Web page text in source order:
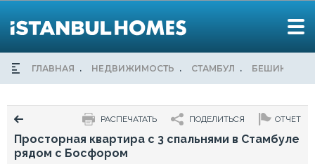
ГЛАВНАЯ НЕДВИЖИМОСТЬ СТАМБУЛ БЕШИКТАШ
ОТЧЕТ
ПОДЕЛИТЬСЯ
РАСПЕЧАТАТЬ
Просторная квартира с 3 спальнями в Стамбуле
рядом с Босфором